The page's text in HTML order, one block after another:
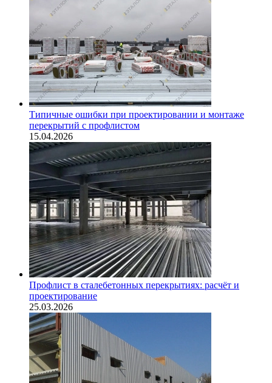
Типичные ошибки при проектировании и монтаже
перекрытий с профлистом
15.04.2026
Профлист в сталебетонных перекрытиях: расчёт и
проектирование
25.03.2026